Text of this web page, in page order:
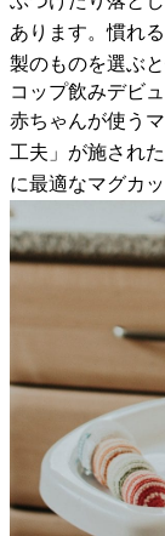
あります。慣れ
製のものを選ぶ
コップ飲みデビ
赤ちゃんが使う
工夫」が施され
に最適なマグカ